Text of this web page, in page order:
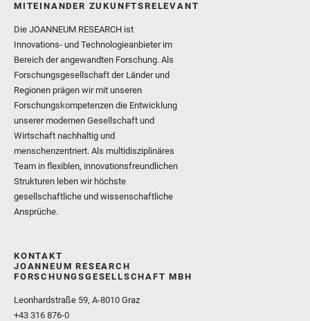
MITEINANDER ZUKUNFTSRELEVANT
Die JOANNEUM RESEARCH ist
Innovations- und Technologieanbieter im
Bereich der angewandten Forschung. Als
Forschungsgesellschaft der Länder und
Regionen prägen wir mit unseren
Forschungskompetenzen die Entwicklung
unserer modernen Gesellschaft und
Wirtschaft nachhaltig und
menschenzentriert. Als multidisziplinäres
Team in flexiblen, innovationsfreundlichen
Strukturen leben wir höchste
gesellschaftliche und wissenschaftliche
Ansprüche.
KONTAKT
JOANNEUM RESEARCH
FORSCHUNGSGESELLSCHAFT MBH
Leonhardstraße 59, A-8010 Graz
+43 316 876-0